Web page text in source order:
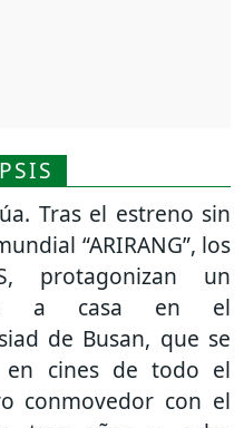
Tras el estreno sin
“ARIRANG”, los
protagonizan un
a casa en el
de Busan, que se
cines de todo el
conmovedor con el